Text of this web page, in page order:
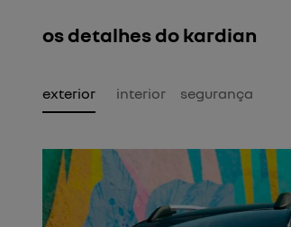
os detalhes do kardian
exterior interior segurança